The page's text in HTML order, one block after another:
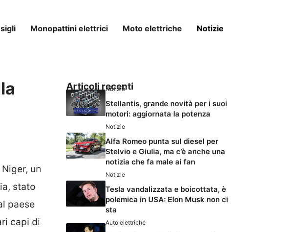
Monopattini elettrici Moto elettriche Notizie
un
stato
paese
capi di
Articoli recenti
Notizie
Stellantis, grande novità per i suoi
motori: aggiornata la potenza
Notizie
Alfa Romeo punta sul diesel per
Stelvio e Giulia, ma c’è anche una
notizia che fa male ai fan
Notizie
Tesla vandalizzata e boicottata, è
polemica in USA: Elon Musk non ci
sta
Auto elettriche